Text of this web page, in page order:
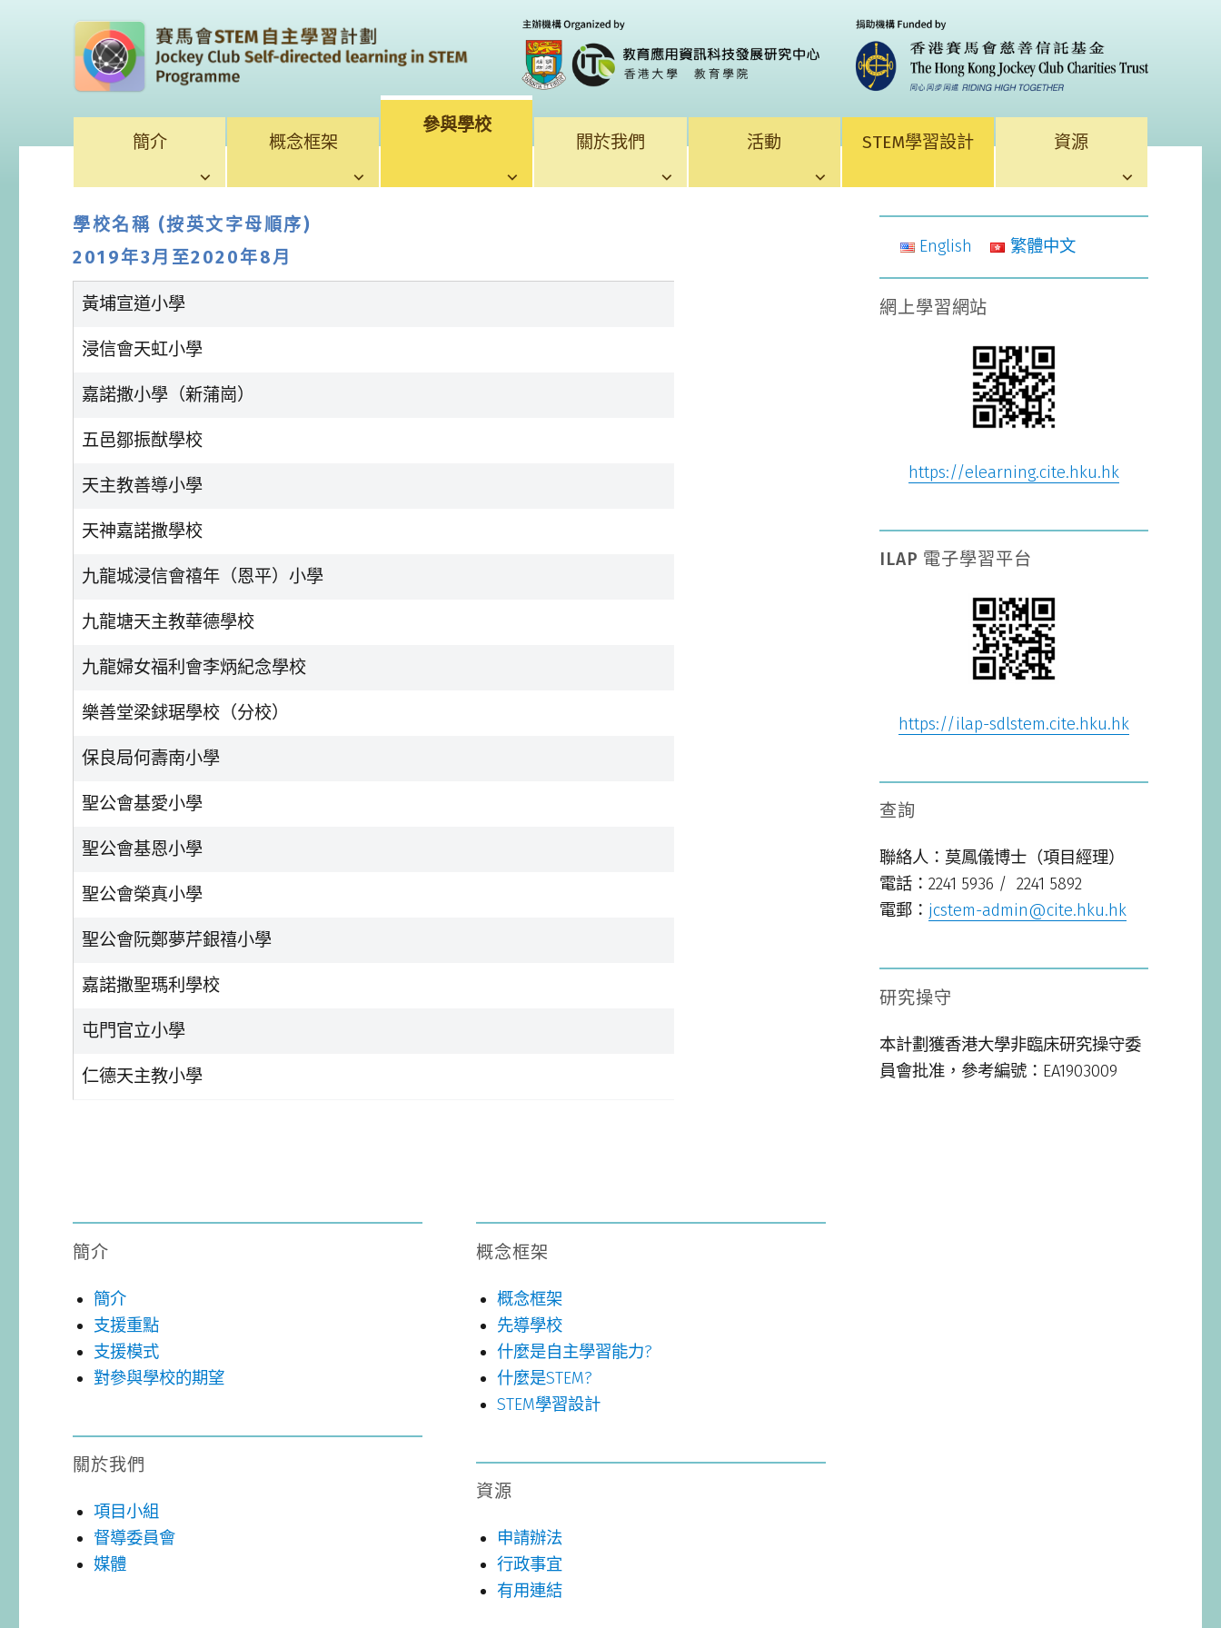
簡介 概念框架
參與學校
關於我們
活動 STEM學習設計 資源
學校名稱 (按英文字母順序)
2019年3月至2020年8月
黃埔宣道小學
浸信會天虹小學
嘉諾撒小學（新蒲崗）
五邑鄒振猷學校
天主教善導小學
天神嘉諾撒學校
九龍城浸信會禧年（恩平）小學
九龍塘天主教華德學校
九龍婦女福利會李炳紀念學校
樂善堂梁銶琚學校（分校）
保良局何壽南小學
聖公會基愛小學
聖公會基恩小學
聖公會榮真小學
聖公會阮鄭夢芹銀禧小學
嘉諾撒聖瑪利學校
屯門官立小學
仁德天主教小學
簡介
簡介
支援重點
支援模式
對參與學校的期望
關於我們
項目小組
督導委員會
媒體
概念框架
概念框架
先導學校
什麼是自主學習能力?
什麼是STEM?
STEM學習設計
資源
申請辦法
行政事宜
有用連結
English 繁體中文
網上學習網站
https://elearning.cite.hku.hk
ILAP 電子學習平台
https://ilap-sdlstem.cite.hku.hk
查詢
聯絡人：莫鳳儀博士（項目經理）
電話：2241 5936 / 2241 5892
電郵： jcstem-admin@cite.hku.hk
研究操守
本計劃獲香港大學非臨床研究操守委
員會批准，參考編號：EA1903009